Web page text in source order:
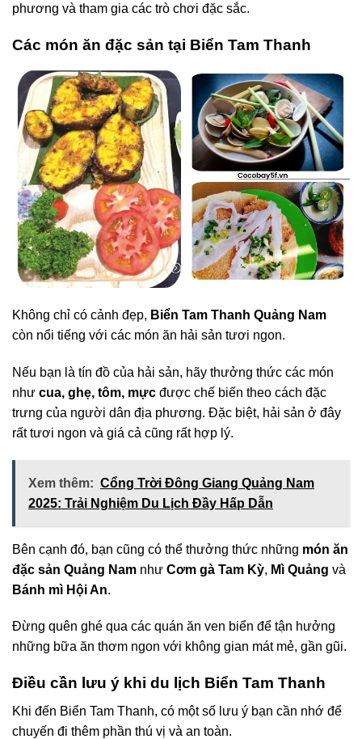
phương và tham gia các trò chơi đặc sắc.
Các món ăn đặc sản tại Biển Tam Thanh
Không chỉ có cảnh đẹp, Biển Tam Thanh Quảng Nam
còn nổi tiếng với các món ăn hải sản tươi ngon.
Nếu bạn là tín đồ của hải sản, hãy thưởng thức các món
như cua, ghẹ, tôm, mực được chế biến theo cách đặc
trưng của người dân địa phương. Đặc biệt, hải sản ở đây
rất tươi ngon và giá cả cũng rất hợp lý.
Xem thêm: Cổng Trời Đông Giang Quảng Nam
2025: Trải Nghiệm Du Lịch Đầy Hấp Dẫn
Bên cạnh đó, bạn cũng có thể thưởng thức những món ăn
đặc sản Quảng Nam như Cơm gà Tam Kỳ, Mì Quảng và
Bánh mì Hội An.
Đừng quên ghé qua các quán ăn ven biển để tận hưởng
những bữa ăn thơm ngon với không gian mát mẻ, gần gũi.
Điều cần lưu ý khi du lịch Biển Tam Thanh
Khi đến Biển Tam Thanh, có một số lưu ý bạn cần nhớ để
chuyến đi thêm phần thú vị và an toàn.